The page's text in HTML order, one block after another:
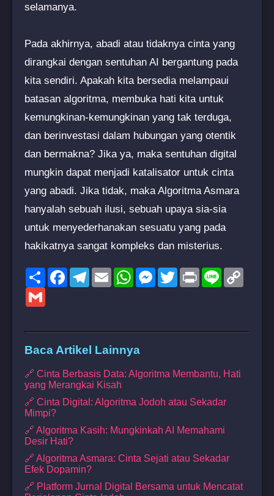
selamanya.
Pada akhirnya, abadi atau tidaknya cinta yang
dirangkai dengan sentuhan AI bergantung pada
kita sendiri. Apakah kita bersedia melampaui
batasan algoritma, membuka hati kita untuk
kemungkinan-kemungkinan yang tak terduga,
dan berinvestasi dalam hubungan yang otentik
dan bermakna? Jika ya, maka sentuhan digital
mungkin dapat menjadi katalisator untuk cinta
yang abadi. Jika tidak, maka Algoritma Asmara
hanyalah sebuah ilusi, sebuah upaya sia-sia
untuk menyederhanakan sesuatu yang pada
hakikatnya sangat kompleks dan misterius.
ShareFacebookTelegram
EmailWhatsAppMessenger
TwitterPrint Line
Baca Artikel Lainnya
🔗 Cinta Berbasis Data: Algoritma Membantu, Hati
yang Merangkai Kisah
🔗 Cinta Digital: Algoritma Jodoh atau Sekadar
Mimpi?
🔗 Algoritma Kasih: Mungkinkah AI Memahami
Desir Hati?
🔗 Algoritma Asmara: Cinta Sejati atau Sekadar
Efek Dopamin?
🔗 Platform Jurnal Digital Bersama untuk Mencatat